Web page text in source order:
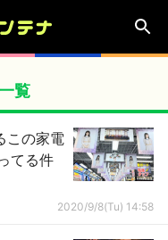
覧
この家電
てる件
2020/9/8(Tu) 14:58